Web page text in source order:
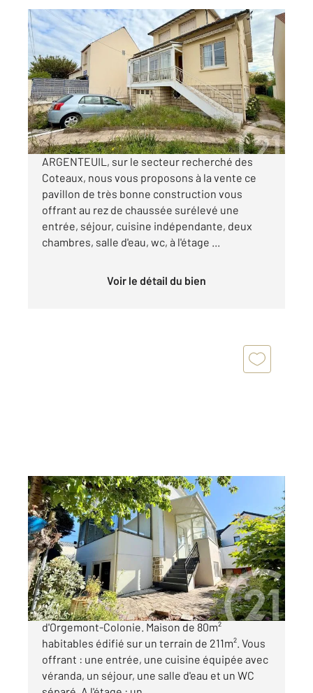
ARGENTEUIL 95
108,02 m
, 4 pièces
Ref : 27216
Maison à vendre
359 900 €
Visiter le site dédié
ARGENTEUIL, sur le secteur recherché des
Coteaux, nous vous proposons à la vente ce
pavillon de très bonne construction vous
offrant au rez de chaussée surélevé une
entrée, séjour, cuisine indépendante, deux
chambres, salle d'eau, wc, à l'étage ...
Voir le détail du bien
ARGENTEUIL 95
77,58 m2, 4 pièces
Ref : 27387
Maison à vendre
279 250 €
ARGENTEUIL - Situé dans le quartier
d'Orgemont-Colonie. Maison de 80m²
habitables édifié sur un terrain de 211m². Vous
offrant : une entrée, une cuisine équipée avec
véranda, un séjour, une salle d'eau et un WC